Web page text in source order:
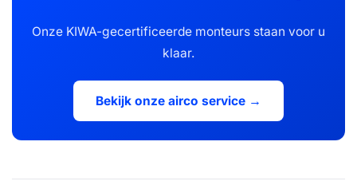
Onze KIWA-gecertificeerde monteurs staan voor u
klaar.
Bekijk onze airco service →